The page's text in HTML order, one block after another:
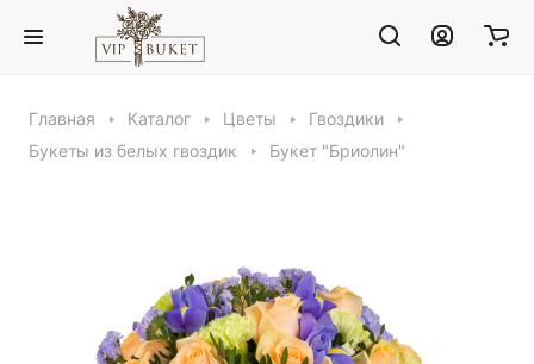
Главная Каталог Цветы
Гвоздики
Букеты из белых гвоздик
Букет "Бриолин"